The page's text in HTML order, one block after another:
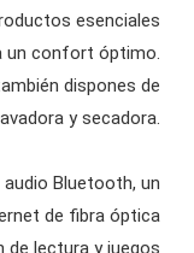
esenciales
un confort óptimo.
dispones de
y secadora.
Bluetooth, un
de fibra óptica
de lectura y juegos